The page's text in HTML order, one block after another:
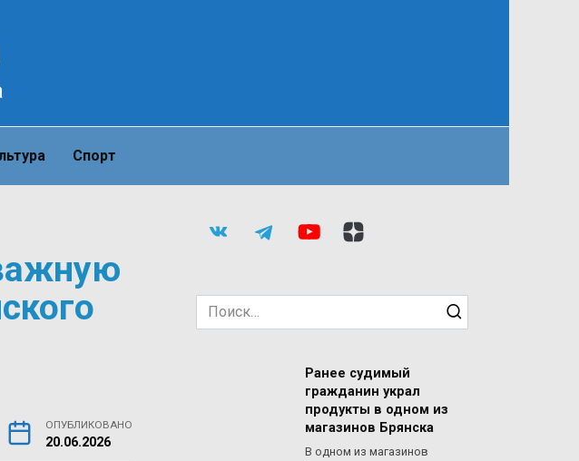
Спорт
ОПУБЛИКОВАНО
20.06.2026
Search
for:
Ранее судимый
гражданин украл
продукты в одном из
магазинов Брянска
В одном из магазинов